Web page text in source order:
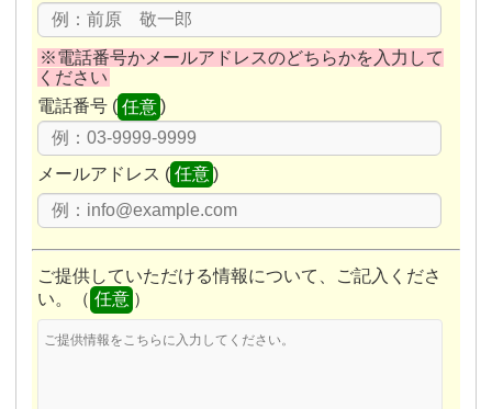
豊富なノウハウと実績
ーンの手続き等の折衝事をすべて弊社で行います
即時に現金化可能
単に売却するのではなく十分にご要望を伺い
売却を検討中
すぐに売却したい
買い替えを検討中
買い取りについて相談したい
その他
ご要望等をご記入ください
※電話番号かメールアドレスのどちらかを入力して
ください
電話番号 ( 任意 )
メールアドレス ( 任意)
ご提供していただける情報について、ご記入くださ
い。（ 任意 ）